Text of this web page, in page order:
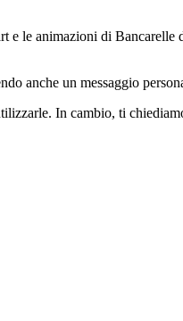
e le animazioni di Bancarelle
anche un messaggio
In cambio, ti